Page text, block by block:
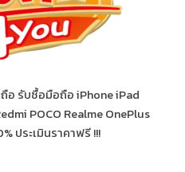
อ รับซื้อมือถือ iPhone iPad
POCO Realme OnePlus
ประเมินราคาฟรี !!!